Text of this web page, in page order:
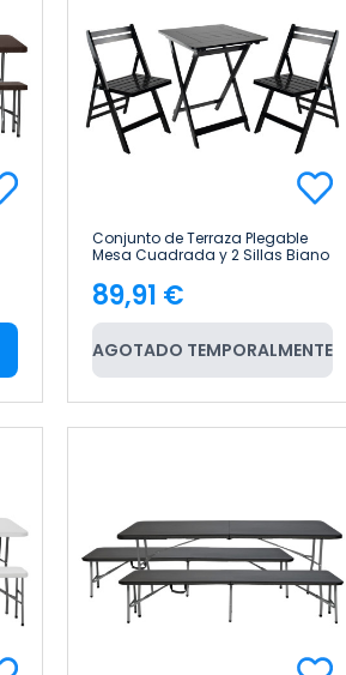
Conjunto de Terraza Plegable
Mesa Cuadrada y 2 Sillas Biano
Precio
89,91 €
AGOTADO TEMPORALMENTE